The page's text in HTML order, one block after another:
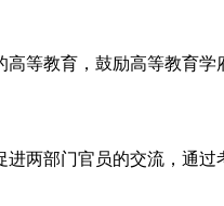
等教育，鼓励高等教育
两部门官员的交流，通